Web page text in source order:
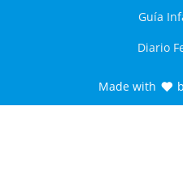
Guía
Diario
Made with